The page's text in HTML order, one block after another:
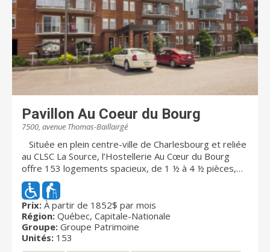
Pavillon Au Coeur du Bourg
7500, avenue Thomas-Baillairgé
au CLSC La Source, l’Hostellerie Au Cœur du Bourg
offre 153 logements spacieux, de 1 ½ à 4 ½ pièces,
adaptés à une clientèle autonome et semi-autonome.
Les appartements sont aménagés de façon
fonctionnelle afin d’assurer votre confort. Son
personnel compétent et expérimenté, soucieux de
favoriser et de maintenir le plus longtemps possible
votre autonomie, vous prodiguera des services de
Prix: À partir de 1852$ par mois
Région: Québec, Capitale-Nationale
Groupe: Groupe Patrimoine
Unités: 153